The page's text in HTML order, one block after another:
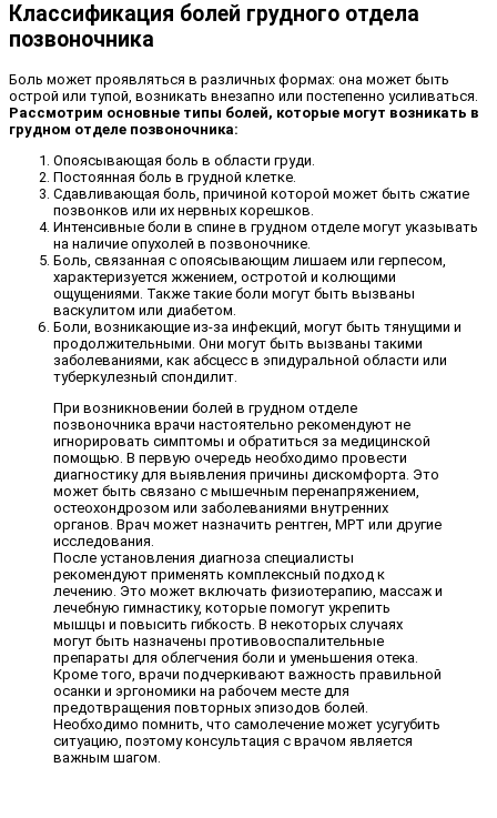
Классификация болей грудного отдела
позвоночника
Боль может проявляться в различных формах: она может быть
острой или тупой, возникать внезапно или постепенно усиливаться.
Рассмотрим основные типы болей, которые могут возникать в
грудном отделе позвоночника:
Опоясывающая боль в области груди.
Постоянная боль в грудной клетке.
Сдавливающая боль, причиной которой может быть сжатие
позвонков или их нервных корешков.
Интенсивные боли в спине в грудном отделе могут указывать
на наличие опухолей в позвоночнике.
Боль, связанная с опоясывающим лишаем или герпесом,
характеризуется жжением, остротой и колющими
ощущениями. Также такие боли могут быть вызваны
васкулитом или диабетом.
Боли, возникающие из-за инфекций, могут быть тянущими и
продолжительными. Они могут быть вызваны такими
заболеваниями, как абсцесс в эпидуральной области или
туберкулезный спондилит.
При возникновении болей в грудном отделе
позвоночника врачи настоятельно рекомендуют не
игнорировать симптомы и обратиться за медицинской
помощью. В первую очередь необходимо провести
диагностику для выявления причины дискомфорта. Это
может быть связано с мышечным перенапряжением,
остеохондрозом или заболеваниями внутренних
органов. Врач может назначить рентген, МРТ или другие
исследования.
После установления диагноза специалисты
рекомендуют применять комплексный подход к
лечению. Это может включать физиотерапию, массаж и
лечебную гимнастику, которые помогут укрепить
мышцы и повысить гибкость. В некоторых случаях
могут быть назначены противовоспалительные
препараты для облегчения боли и уменьшения отека.
Кроме того, врачи подчеркивают важность правильной
осанки и эргономики на рабочем месте для
предотвращения повторных эпизодов болей.
Необходимо помнить, что самолечение может усугубить
ситуацию, поэтому консультация с врачом является
важным шагом.